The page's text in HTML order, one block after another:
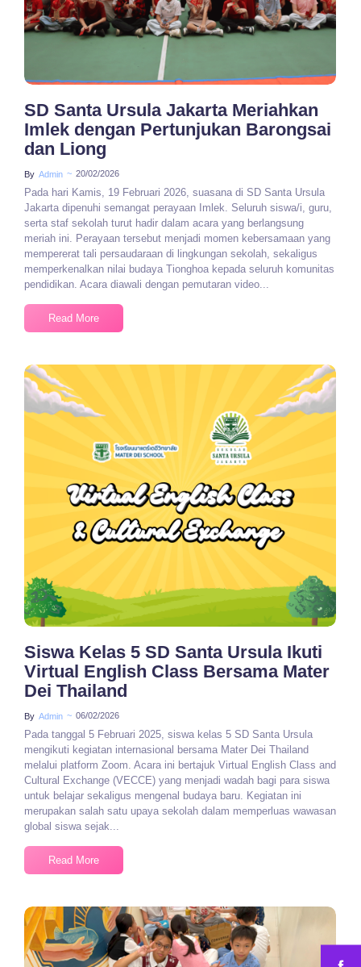
SD Santa Ursula Jakarta Meriahkan
Imlek dengan Pertunjukan Barongsai
dan Liong
By Admin ~ 20/02/2026
Pada hari Kamis, 19 Februari 2026, suasana di SD Santa Ursula
Jakarta dipenuhi semangat perayaan Imlek. Seluruh siswa/i, guru,
serta staf sekolah turut hadir dalam acara yang berlangsung
meriah ini. Perayaan tersebut menjadi momen kebersamaan yang
mempererat tali persaudaraan di lingkungan sekolah, sekaligus
memperkenalkan nilai budaya Tionghoa kepada seluruh komunitas
pendidikan. Acara diawali dengan pemutaran video...
Read More
No Comments
Siswa Kelas 5 SD Santa Ursula Ikuti
Virtual English Class Bersama Mater
Dei Thailand
By Admin ~ 06/02/2026
Pada tanggal 5 Februari 2025, siswa kelas 5 SD Santa Ursula
mengikuti kegiatan internasional bersama Mater Dei Thailand
melalui platform Zoom. Acara ini bertajuk Virtual English Class and
Cultural Exchange (VECCE) yang menjadi wadah bagi para siswa
untuk belajar sekaligus mengenal budaya baru. Kegiatan ini
merupakan salah satu upaya sekolah dalam memperluas wawasan
global siswa sejak...
Read More